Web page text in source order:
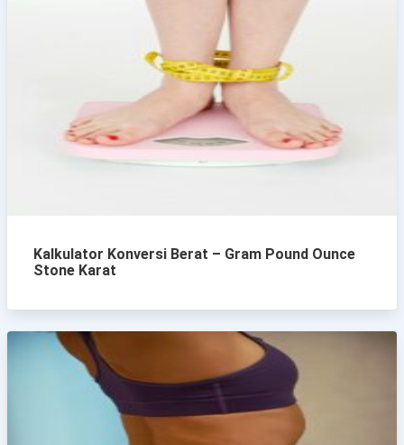
Kalkulator Konversi Berat – Gram Pound Ounce
Stone Karat